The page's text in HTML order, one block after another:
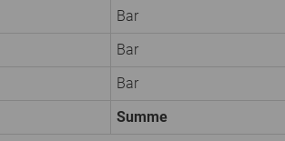
Bar
Bar
Bar
Summe